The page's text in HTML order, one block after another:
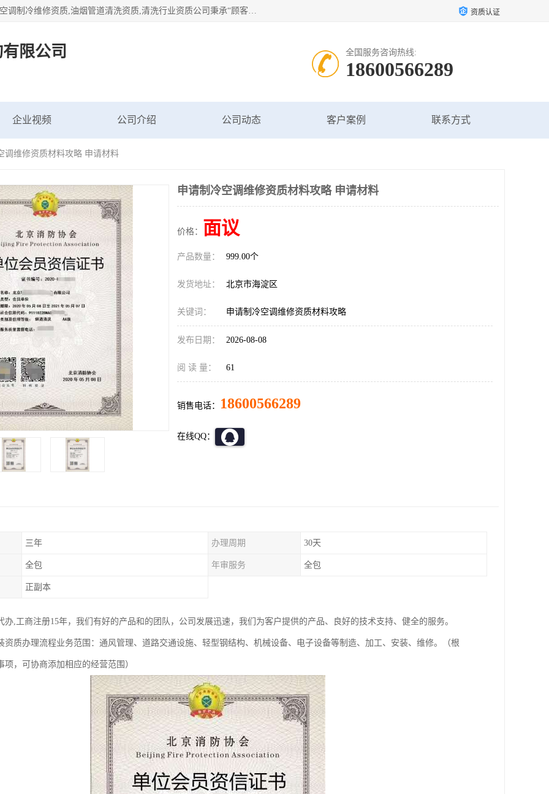
北京茗瀚企业管理咨询有限公司（18513065501.b2b168.com）空调制冷维修资质,油烟管道清洗资质,清洗行业资质公司秉承“顾客至上，锐意进缺的经营理念，我们提供高质量的产品，坚持“客户”的原则为广大客户提供贴心服务。如果你对公司的产品感兴趣，可以联系高经理，我们会用好的产品和服务让您满意。 资质认证
限公司 全国服务咨询热线:
18600566289
企业视频 公司介绍 公司动态 客户案例 联系方式
调维修资质材料攻略 申请材料
申请制冷空调维修资质材料攻略 申请材料
价格： 面议
产品数量： 999.00个
发货地址： 北京市海淀区
关键词： 申请制冷空调维修资质材料攻略
发布日期： 2026-08-08
阅 读 量： 61
销售电话： 18600566289
在线QQ：
三年 办理周期 30天
全包 年审服务 全包
正副本
办,工商注册15年，我们有好的产品和的团队，公司发展迅速，我们为客户提供的产品、良好的技术支持、健全的服务。
资质办理流程业务范围：通风管理、道路交通设施、轻型钢结构、机械设备、电子设备等制造、加工、安装、维修。（根
项，可协商添加相应的经营范围）